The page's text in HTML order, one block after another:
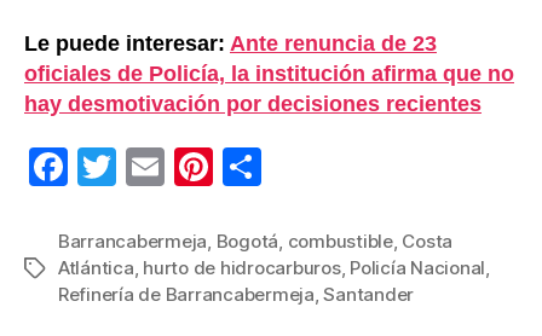
Le puede interesar: Ante renuncia de 23
oficiales de Policía, la institución afirma que no
hay desmotivación por decisiones recientes
F
c
e
T
tt
er
E
ail
Pi
er
e
m
p
Etiquetas
Barrancabermeja Bogotá combustible, Costa
Atlántica hurto de hidrocarburos, Policía Nacional
Refinería de Barrancabermeja ,Santander